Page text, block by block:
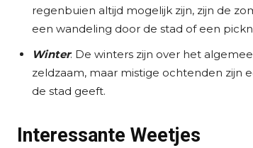
regenbuien altijd mogelijk zijn, zijn de
een wandeling door de stad of een
Winter: De winters zijn over het
zeldzaam, maar mistige ochtenden zijn
de stad geeft.
Interessante Weetjes